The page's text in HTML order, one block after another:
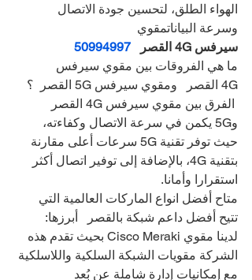
الهواء الطلق، لتحسين جودة الاتصال
وسرعة البياناتمقوي
سيرفس 4G القصر
50994997
ما هي الفروقات بين مقوي سيرفس
4G القصر   ومقوي سيرفس 5G القصر  ؟
الفرق بين مقوي سيرفس 4G القصر
و5G يكمن في سرعة الاتصال وكفاءته،
حيث توفر تقنية 5G سرعات أعلى مقارنة
بتقنية 4G، بالإضافة إلى توفير اتصال أكثر
استقرارا وأمانا.
متاح أفضل انواع الماركات العالمية التي
تتيح أفضل داعم شبكة بالقصر   أبرزها:
لدينا مقوي Cisco Meraki بحيث تقدم هذه
الشركة مقويات الشبكة السلكية واللاسلكية
مع إمكانيات إدارة شاملة عن بُعد